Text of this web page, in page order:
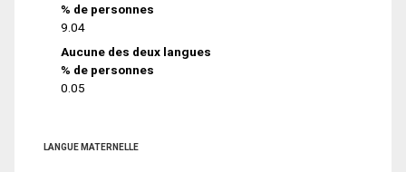
% de personnes
9.04
Aucune des deux langues
% de personnes
0.05
LANGUE MATERNELLE